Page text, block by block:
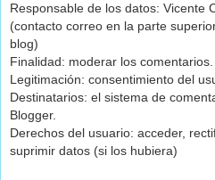
Responsable de los datos: Vicente
(contacto correo en la parte
blog)
Finalidad: moderar los comentarios.
Legitimación: consentimiento del
Destinatarios: el sistema de
Blogger.
Derechos del usuario: acceder,
suprimir datos (si los hubiera)